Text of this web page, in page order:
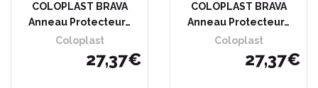
COLOPLAST BRAVA
Anneau Protecteur…
Coloplast
27,37€
COLOPLAST BRAVA
Anneau Protecteur…
Coloplast
27,37€